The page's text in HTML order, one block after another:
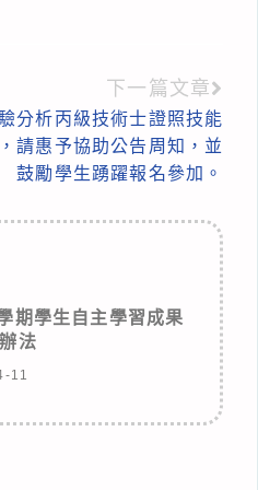
下一篇文章
分析丙級技術士證照技能
請惠予協助公告周知，並
鼓勵學生踴躍報名參加。
期學生自主學習成果
法
11